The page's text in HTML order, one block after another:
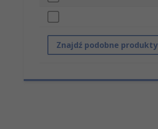
Znajdź podobne produkty